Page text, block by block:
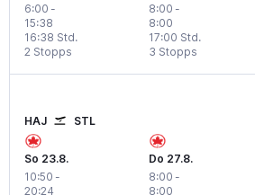
6:00 -
15:38
2 Stopps
16:38 Std.
8:00 -
8:00
3 Stopps
17:00 Std.
HAJ STL
So 23.8.
10:50 -
20:24
Do 27.8.
8:00 -
8:00